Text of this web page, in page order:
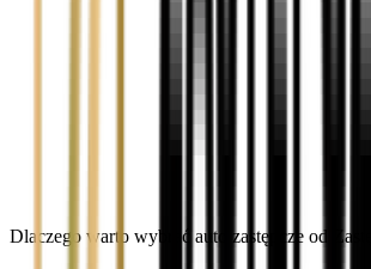
Dlaczego warto wybrać auto zastępcze od